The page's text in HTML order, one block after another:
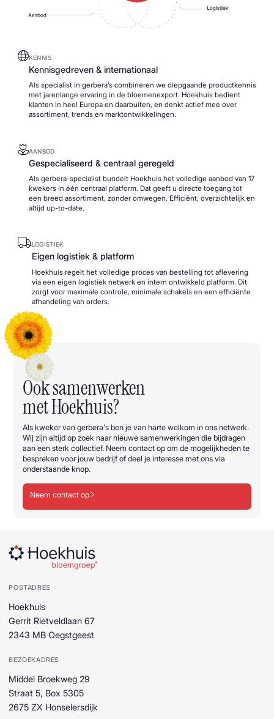
KENNIS
Kennisgedreven & internationaal
Als specialist in gerbera’s combineren we diepgaande productkennis
met jarenlange ervaring in de bloemenexport. Hoekhuis bedient
klanten in heel Europa en daarbuiten, en denkt actief mee over
assortiment, trends en marktontwikkelingen.
AANBOD
Gespecialiseerd & centraal geregeld
Als gerbera-specialist bundelt Hoekhuis het volledige aanbod van 17
kwekers in één centraal platform. Dat geeft u directe toegang tot
een breed assortiment, zonder omwegen. Efficiënt, overzichtelijk en
altijd up-to-date.
LOGISTIEK
Eigen logistiek & platform
Hoekhuis regelt het volledige proces van bestelling tot aflevering
via een eigen logistiek netwerk en intern ontwikkeld platform. Dit
zorgt voor maximale controle, minimale schakels en een efficiënte
afhandeling van orders.
Ook samenwerken
met Hoekhuis?
Als kweker van gerbera's ben je van harte welkom in ons netwerk.
Wij zijn altijd op zoek naar nieuwe samenwerkingen die bijdragen
aan een sterk collectief. Neem contact op om de mogelijkheden te
bespreken voor jouw bedrijf of deel je interesse met ons via
onderstaande knop.
Neem contact op
POSTADRES
Hoekhuis
Gerrit Rietveldlaan 67
2343 MB Oegstgeest
BEZOEKADRES
Middel Broekweg 29
Straat 5, Box 5305
2675 ZX Honselersdijk